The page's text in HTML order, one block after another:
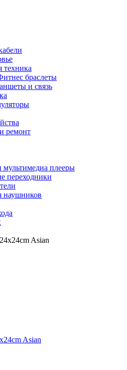
техника
браслеты
и связь
ремонт
плееры
переходники
наушников
Asian